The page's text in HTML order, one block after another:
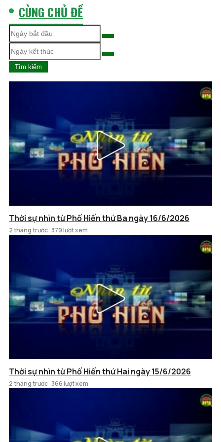
CÙNG CHỦ ĐỀ
Tìm kiếm
Thời sự nhìn từ Phố Hiến thứ Ba ngày 16/6/2026
2 tháng trước 379 lượt xem
Thời sự nhìn từ Phố Hiến thứ Hai ngày 15/6/2026
2 tháng trước 366 lượt xem